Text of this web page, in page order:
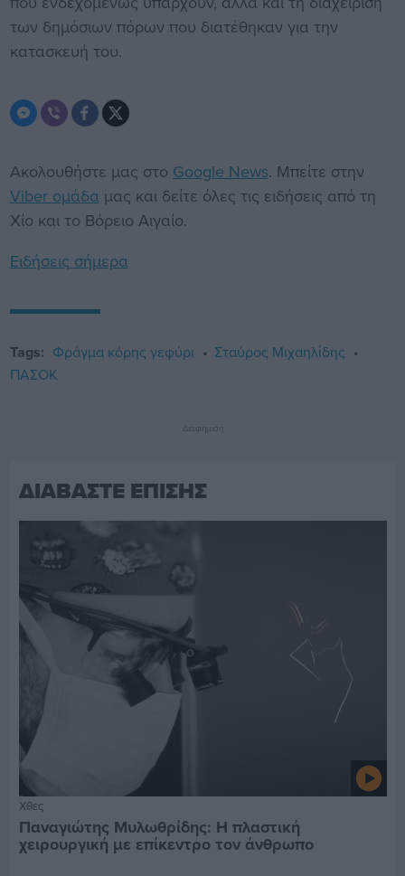
των δημόσιων πόρων που διατέθηκαν για την
κατασκευή του.
Ακολουθήστε μας στο Google News. Μπείτε στην
Viber ομάδα μας και δείτε όλες τις ειδήσεις από τη
Χίο και το Βόρειο Αιγαίο.
Ειδήσεις σήμερα
Tags: Φράγμα κόρης γεφύρι
Σταύρος Μιχαηλίδης
ΠΑΣΟΚ
Διαφήμιση
ΔΙΑΒΑΣΤΕ ΕΠΙΣΗΣ
Χθες
Παναγιώτης Μυλωθρίδης: Η πλαστική
χειρουργική με επίκεντρο τον άνθρωπο